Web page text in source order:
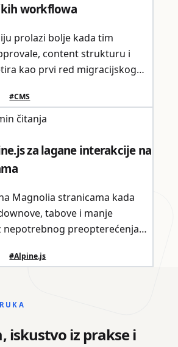
workflowa
prolazi bolje kada tim
content strukturu i
kao prvi red migracijskog
#CMS
čitanja
za lagane interakcije na
Magnolia stranicama kada
tabove i manje
nepotrebnog preopterećenja
#Alpine.js
iskustvo iz prakse i